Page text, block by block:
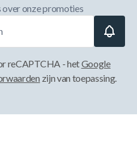
onze promoties
reCAPTCHA - hetGoogle
zijn van toepassing.